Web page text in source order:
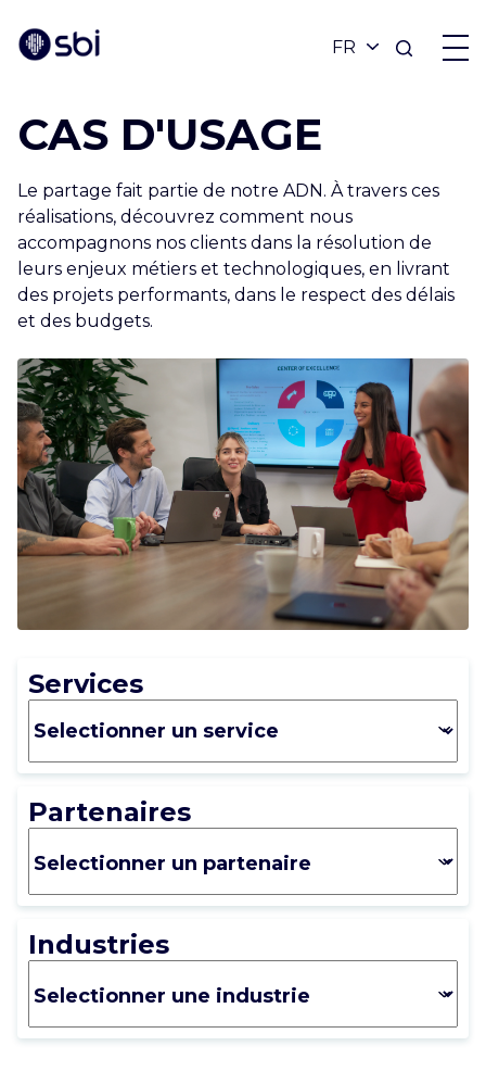
OFFRES
PARTENAIRES
RÉALISATIONS
À PROPOS
CARRIÈRE CONTACT
CAS D'USAGE
Le partage fait partie de notre ADN. À travers ces
réalisations, découvrez comment nous
accompagnons nos clients dans la résolution de
leurs enjeux métiers et technologiques, en livrant
des projets performants, dans le respect des délais
et des budgets.
Services
Partenaires
Industries